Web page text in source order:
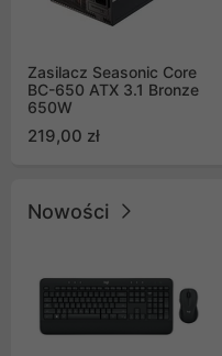
Zasilacz Seasonic Core
BC-650 ATX 3.1 Bronze
650W
219,00 zł
Nowości